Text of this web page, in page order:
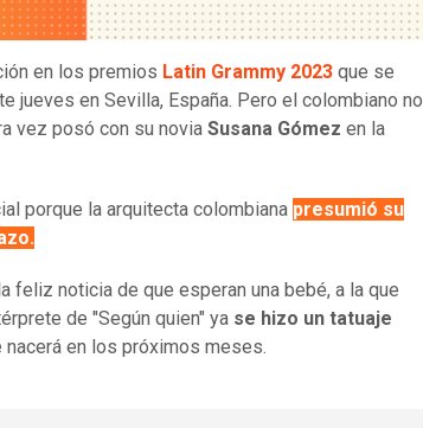
en los premios Latin Grammy 2023 que se
jueves en Sevilla, España. Pero el colombiano no
vez posó con su novia Susana Gómez en la
porque la arquitecta colombiana presumió su
feliz noticia de que esperan una bebé, a la que
de "Según quien" ya se hizo un tatuaje
nacerá en los próximos meses.